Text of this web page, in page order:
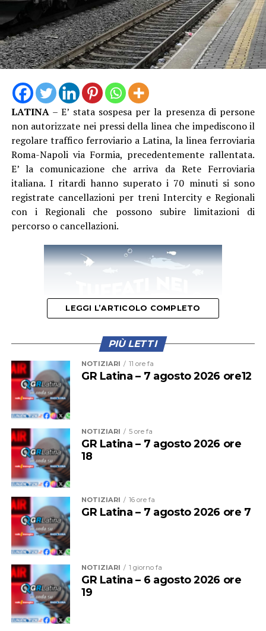
“Cercheremo in tutte le sedi di farci sentire, ma abbiamo
sempre utilizzato gli strumenti di legge. È ovvio che
qualora una situazione del genere dovesse continuare,
aprire le procedure di raffreddamento e conciliazione
sarebbe un passo ipotizzabile”.
LATINA– E’ stata sospesa per la presenza di persone
non autorizzate nei pressi della linea che impediscono il
regolare traffico ferroviario a Latina, la linea ferroviaria
Roma-Napoli via Formia, precedentemente rallentata.
E’ la comunicazione che arriva da Rete Ferroviaria
italiana. I ritardi hanno superato i 70 minuti si sono
registrate cancellazioni per treni Intercity e Regionali
con i Regionali che possono subire limitazioni di
percorso o cancellazioni.
Questa mattina il primo treno a fermarsi alla stazione di
Cisterna era stato il regionale partito alle 11,56 dalla
stazione Termini. La presenza di una persona che dava
in escandescenza sui binari aveva costretto il treno a
fermarsi alla stazione precedente. La situazione
sembrava inizialmente rientrata, poi la sospensione del
traffico.
LEGGI L’ARTICOLO COMPLETO
PIÙ LETTI
NOTIZIARI 11 ore fa
GR Latina – 7 agosto 2026 ore12
NOTIZIARI 5 ore fa
GR Latina – 7 agosto 2026 ore
18
NOTIZIARI 16 ore fa
GR Latina – 7 agosto 2026 ore 7
NOTIZIARI 1 giorno fa
GR Latina – 6 agosto 2026 ore
19